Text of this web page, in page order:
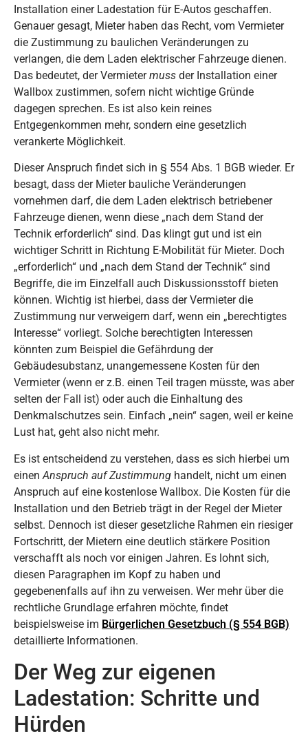
Installation einer Ladestation für E-Autos geschaffen.
Genauer gesagt, Mieter haben das Recht, vom Vermieter
die Zustimmung zu baulichen Veränderungen zu
verlangen, die dem Laden elektrischer Fahrzeuge dienen.
Das bedeutet, der Vermietermuss der Installation einer
Wallbox zustimmen, sofern nicht wichtige Gründe
dagegen sprechen. Es ist also kein reines
Entgegenkommen mehr, sondern eine gesetzlich
verankerte Möglichkeit.
Dieser Anspruch findet sich in § 554 Abs. 1 BGB wieder. Er
besagt, dass der Mieter bauliche Veränderungen
vornehmen darf, die dem Laden elektrisch betriebener
Fahrzeuge dienen, wenn diese „nach dem Stand der
Technik erforderlich“ sind. Das klingt gut und ist ein
wichtiger Schritt in Richtung E-Mobilität für Mieter. Doch
„erforderlich“ und „nach dem Stand der Technik“ sind
Begriffe, die im Einzelfall auch Diskussionsstoff bieten
können. Wichtig ist hierbei, dass der Vermieter die
Zustimmung nur verweigern darf, wenn ein „berechtigtes
Interesse“ vorliegt. Solche berechtigten Interessen
könnten zum Beispiel die Gefährdung der
Gebäudesubstanz, unangemessene Kosten für den
Vermieter (wenn er z.B. einen Teil tragen müsste, was aber
selten der Fall ist) oder auch die Einhaltung des
Denkmalschutzes sein. Einfach „nein“ sagen, weil er keine
Lust hat, geht also nicht mehr.
Es ist entscheidend zu verstehen, dass es sich hierbei um
einen Anspruch auf Zustimmung handelt, nicht um einen
Anspruch auf eine kostenlose Wallbox. Die Kosten für die
Installation und den Betrieb trägt in der Regel der Mieter
selbst. Dennoch ist dieser gesetzliche Rahmen ein riesiger
Fortschritt, der Mietern eine deutlich stärkere Position
verschafft als noch vor einigen Jahren. Es lohnt sich,
diesen Paragraphen im Kopf zu haben und
gegebenenfalls auf ihn zu verweisen. Wer mehr über die
rechtliche Grundlage erfahren möchte, findet
beispielsweise im Bürgerlichen Gesetzbuch (§ 554 BGB)
detaillierte Informationen.
Der Weg zur eigenen
Ladestation: Schritte und
Hürden